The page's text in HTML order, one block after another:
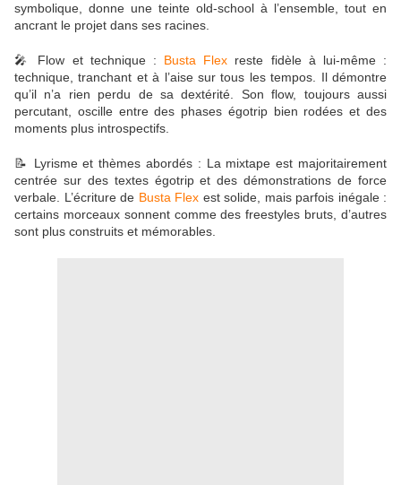
symbolique, donne une teinte old-school à l’ensemble, tout en
ancrant le projet dans ses racines.
🎤 Flow et technique : Busta Flex reste fidèle à lui-même :
technique, tranchant et à l’aise sur tous les tempos. Il démontre
qu’il n’a rien perdu de sa dextérité. Son flow, toujours aussi
percutant, oscille entre des phases égotrip bien rodées et des
moments plus introspectifs.
📝 Lyrisme et thèmes abordés : La mixtape est majoritairement
centrée sur des textes égotrip et des démonstrations de force
verbale. L’écriture de Busta Flex est solide, mais parfois inégale :
certains morceaux sonnent comme des freestyles bruts, d’autres
sont plus construits et mémorables.